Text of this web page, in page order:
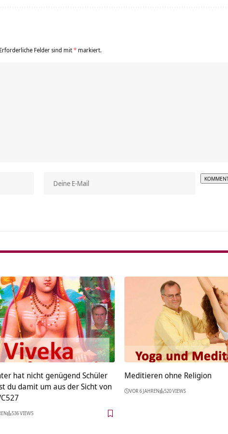
Erforderliche Felder sind mit* markiert.
hat nicht genügend Schüler
du damit um aus der Sicht von
536 VIEWS
Meditieren ohne Religion
VOR 6 JAHREN 520 VIEWS